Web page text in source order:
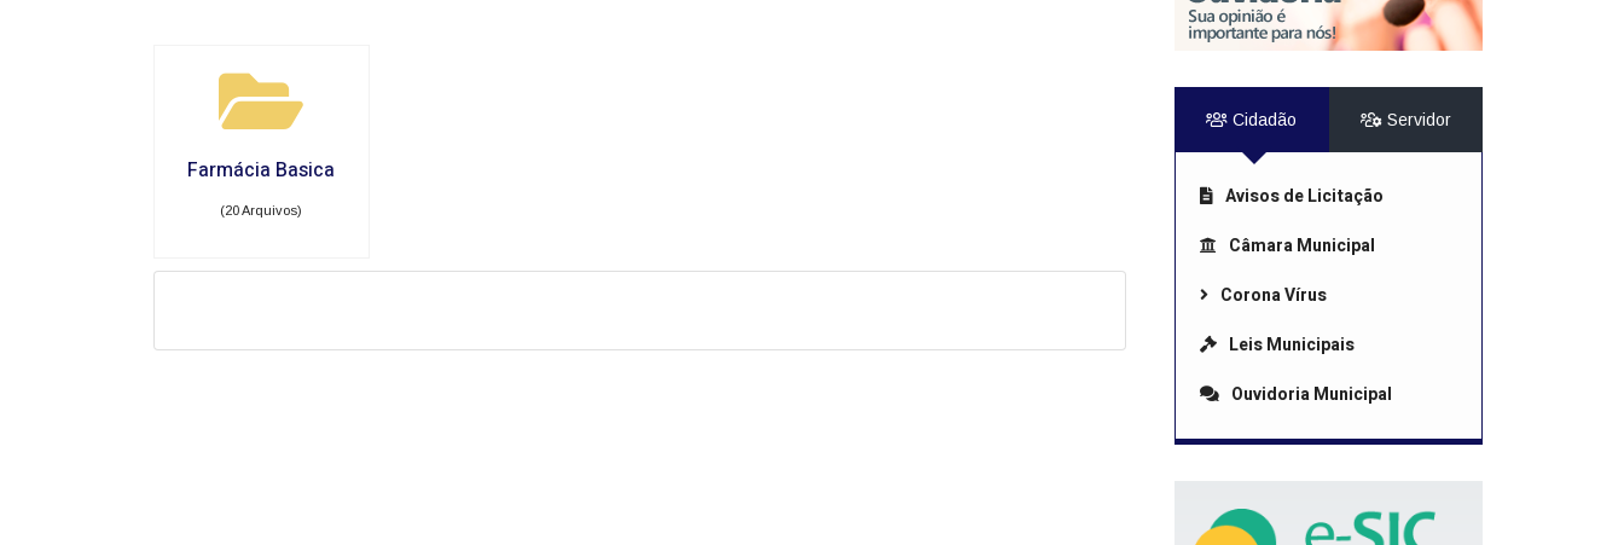
Farmácia Basica
(20 Arquivos)
Cidadão Servidor
Avisos de Licitação
Câmara Municipal
Corona Vírus
Leis Municipais
Ouvidoria Municipal